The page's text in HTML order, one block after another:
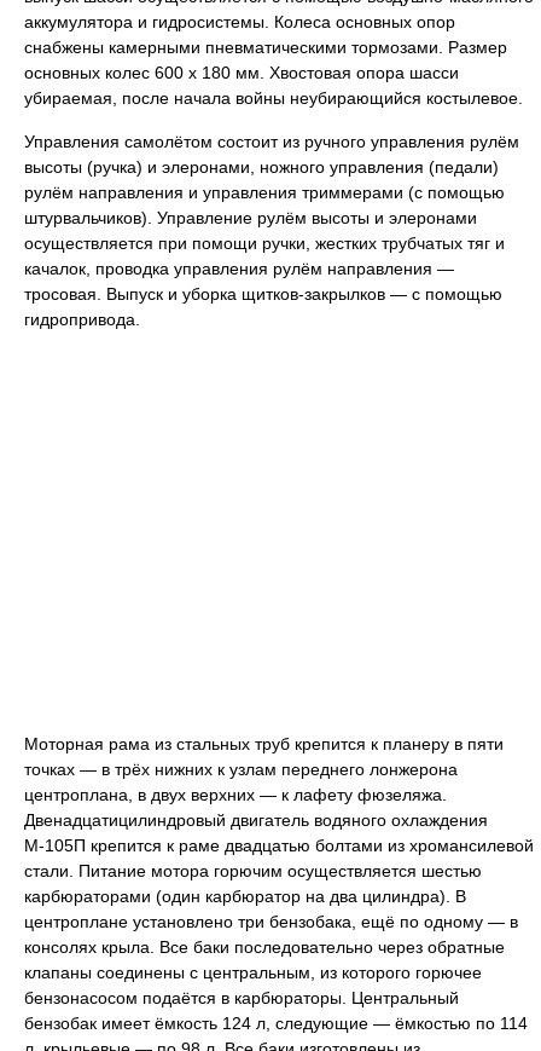
аккумулятора и гидросистемы. Колеса основных опор
снабжены камерными пневматическими тормозами. Размер
основных колес 600 x 180 мм. Хвостовая опора шасси
убираемая, после начала войны неубирающийся костылевое.
Управления самолётом состоит из ручного управления рулём
высоты (ручка) и элеронами, ножного управления (педали)
рулём направления и управления триммерами (с помощью
штурвальчиков). Управление рулём высоты и элеронами
осуществляется при помощи ручки, жестких трубчатых тяг и
качалок, проводка управления рулём направления —
тросовая. Выпуск и уборка щитков-закрылков — с помощью
гидропривода.
Моторная рама из стальных труб крепится к планеру в пяти
точках — в трёх нижних к узлам переднего лонжерона
центроплана, в двух верхних — к лафету фюзеляжа.
Двенадцатицилиндровый двигатель водяного охлаждения
М-105П крепится к раме двадцатью болтами из хромансилевой
стали. Питание мотора горючим осуществляется шестью
карбюраторами (один карбюратор на два цилиндра). В
центроплане установлено три бензобака, ещё по одному — в
консолях крыла. Все баки последовательно через обратные
клапаны соединены с центральным, из которого горючее
бензонасосом подаётся в карбюраторы. Центральный
бензобак имеет ёмкость 124 л, следующие — ёмкостью по 114